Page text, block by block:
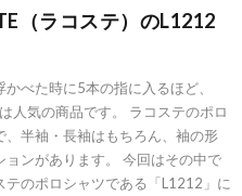
（ラコステ）のL1212
べた時に5本の指に入るほど、
人気の商品です。 ラコステのポロ
半袖・長袖はもちろん、袖の形
ンがあります。 今回はその中で
のポロシャツである「L1212」に